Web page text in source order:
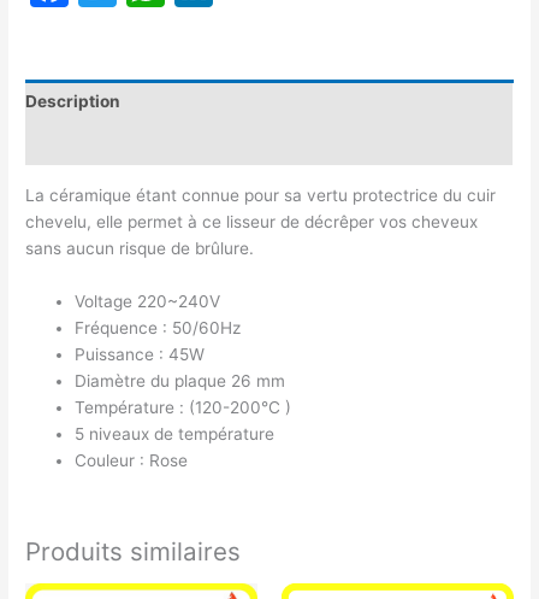
Description
La céramique étant connue pour sa vertu protectrice du cuir
chevelu, elle permet à ce lisseur de décrêper vos cheveux
sans aucun risque de brûlure.
Voltage 220~240V
Fréquence : 50/60Hz
Puissance : 45W
Diamètre du plaque 26 mm
Température : (120-200°C )
5 niveaux de température
Couleur : Rose
Produits similaires